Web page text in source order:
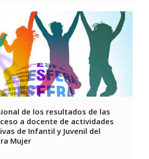
de los resultados de las
a docente de actividades
de Infantil y Juvenil del
Mujer